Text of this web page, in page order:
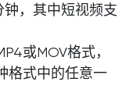
，其中短视频支
或MOV格式，
格式中的任意一